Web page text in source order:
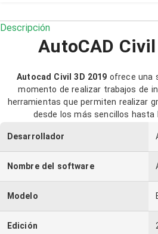
Descripción
AutoCAD
Autocad Civil 3D 2019 ofrece una
momento de realizar trabajos de
herramientas que permiten realizar
desde los más sencillos hasta
Desarrollador
Nombre del software
Modelo
Edición